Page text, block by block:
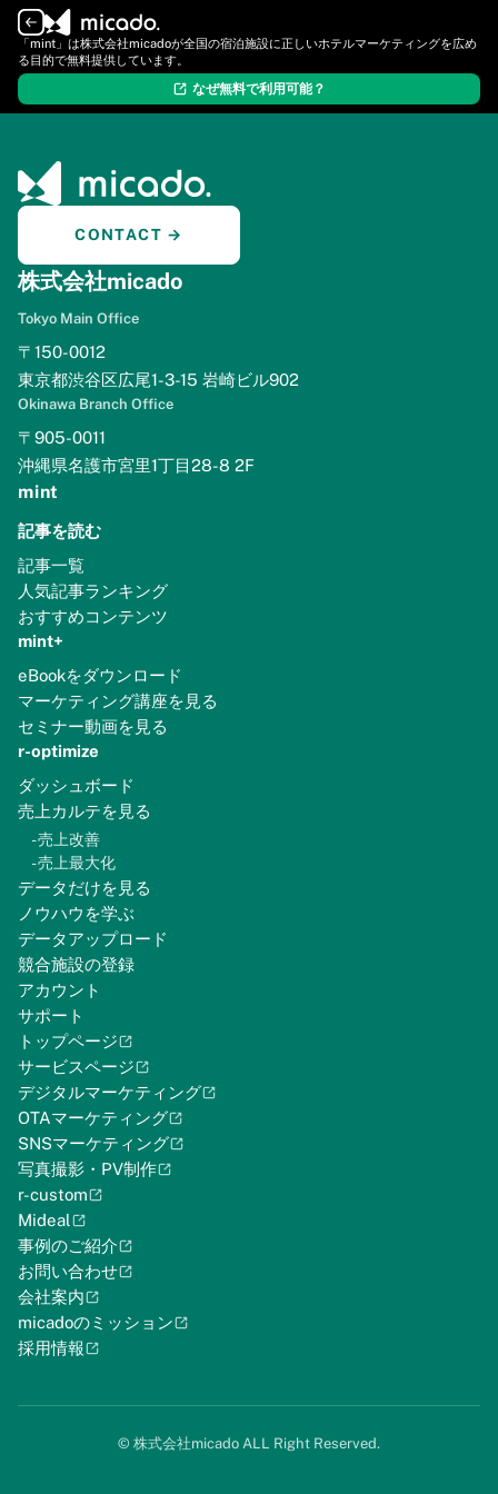
「mint」は株式会社micadoが全国の宿泊施設に正しいホテルマーケティングを広め
る目的で無料提供しています。
なぜ無料で利用可能？
ログイン 新規登録
CONTACT →
株式会社micado
Tokyo Main Office
〒150-0012
東京都渋谷区広尾1-3-15 岩崎ビル902
Okinawa Branch Office
〒905-0011
沖縄県名護市宮里1丁目28-8 2F
mint
記事を読む
記事一覧
人気記事ランキング
おすすめコンテンツ
mint+
eBookをダウンロード
マーケティング講座を見る
セミナー動画を見る
r-optimize
ダッシュボード
売上カルテを見る
-売上改善
-売上最大化
データだけを見る
ノウハウを学ぶ
データアップロード
競合施設の登録
アカウント
サポート
トップページ
サービスページ
デジタルマーケティング
OTAマーケティング
SNSマーケティング
写真撮影・PV制作
r-custom
Mideal
事例のご紹介
お問い合わせ
会社案内
micadoのミッション
採用情報
©︎ 株式会社micado ALL Right Reserved.